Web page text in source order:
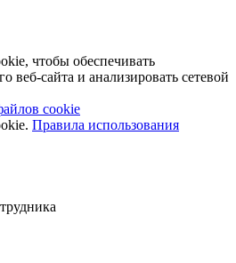
чтобы обеспечивать
веб-сайта и анализировать сетевой
cookie
Правила использования